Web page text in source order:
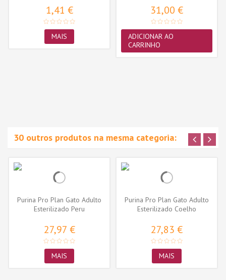
1,41 €
MAIS
31,00 €
ADICIONAR AO
CARRINHO
30 outros produtos na mesma categoria:
Purina Pro Plan Gato Adulto
Esterilizado Peru
27,97 €
MAIS
Purina Pro Plan Gato Adulto
Esterilizado Coelho
27,83 €
MAIS